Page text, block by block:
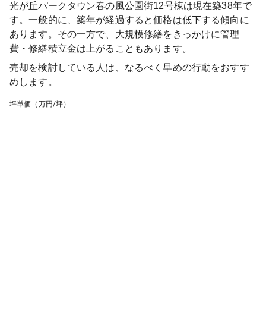
光が丘パークタウン春の風公園街12号棟は現在築38年で
す。一般的に、築年が経過すると価格は低下する傾向に
あります。その一方で、大規模修繕をきっかけに管理
費・修繕積立金は上がることもあります。
売却を検討している人は、なるべく早めの行動をおすす
めします。
坪単価（万円/坪）